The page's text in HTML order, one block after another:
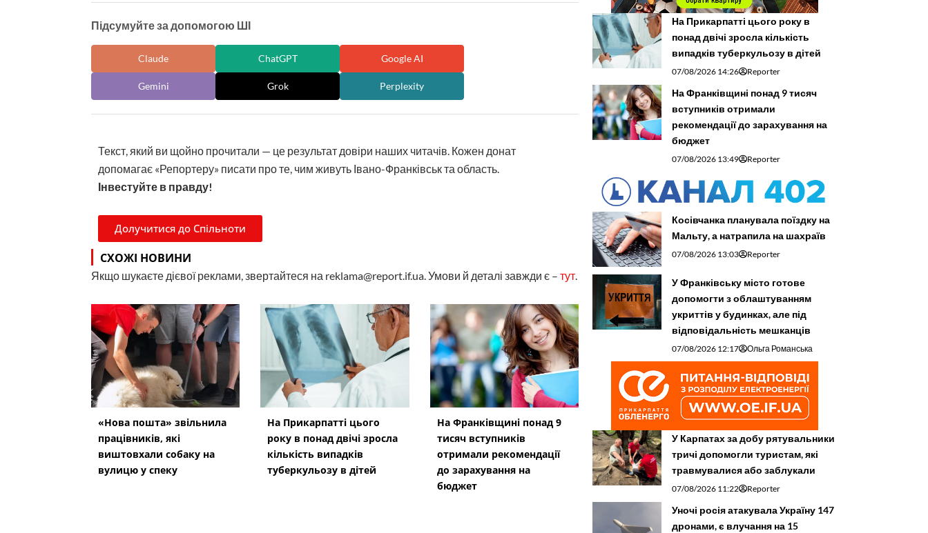
Підсумуйте за допомогою ШІ
Claude ChatGPT Google AI
Gemini Grok Perplexity
Текст, який ви щойно прочитали — це результат довіри наших читачів. Кожен донат
допомагає «Репортеру» писати про те, чим живуть Івано-Франківськ та область.
Інвестуйте в правду!
Долучитися до Спільноти
СХОЖІ НОВИНИ
Якщо шукаєте дієвої реклами, звертайтеся на reklama@report.if.ua. Умови й деталі завжди є – тут
«Нова пошта» звільнила
працівників, які
виштовхали собаку на
вулицю у спеку
На Прикарпатті цього
року в понад двічі зросла
кількість випадків
туберкульозу в дітей
На Франківщині понад 9
тисяч вступників
отримали рекомендації
до зарахування на
бюджет
На Прикарпатті цього року в
понад двічі зросла кількість
випадків туберкульозу в дітей
07/08/2026 14:26 Reporter
На Франківщині понад 9 тисяч
вступників отримали
рекомендації до зарахування на
бюджет
07/08/2026 13:49 Reporter
Косівчанка планувала поїздку на
Мальту, а натрапила на шахраїв
07/08/2026 13:03 Reporter
У Франківську місто готове
допомогти з облаштуванням
укриттів у будинках, але під
відповідальність мешканців
07/08/2026 12:17 Ольга Романська
У Карпатах за добу рятувальники
тричі допомогли туристам, які
травмувалися або заблукали
07/08/2026 11:22 Reporter
Уночі росія атакувала Україну 147
дронами, є влучання на 15